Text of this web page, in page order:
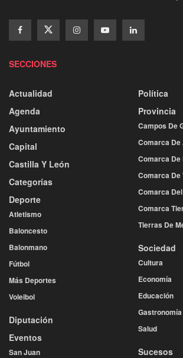
SECCIONES
Actualidad
Agenda
Ayuntamiento
Capital
Castilla Y León
Categorías
Deporte
Atletismo
Baloncesto
Balonmano
Fútbol
Más Deportes
Voleibol
Diputación
Eventos
San Juan
Política
Provincia
Campos De
Comarca De
Comarca De
Comarca
Comarca
Comarca
Tierras De
Sociedad
Cultura
Economía
Educación
Gastronomía
Salud
Sucesos